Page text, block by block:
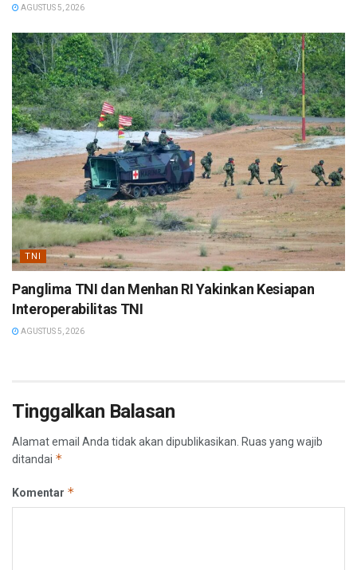
AGUSTUS 5, 2026
TNI
Panglima TNI dan Menhan RI Yakinkan Kesiapan
Interoperabilitas TNI
AGUSTUS 5, 2026
Tinggalkan Balasan
Alamat email Anda tidak akan dipublikasikan. Ruas yang wajib
ditandai *
Komentar *